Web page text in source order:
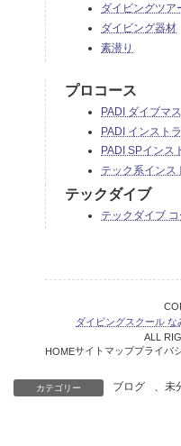
ダイビングツア
ダイビング器材
素潜り
プロコース
PADI ダイブマ
PADI インスト
PADI SPインス
テック系インス
テックダイブ
テックダイブ
ダイビングスクール な
ALL
HOMEサイトマッププライバ
カテゴリー ブログ 、 未